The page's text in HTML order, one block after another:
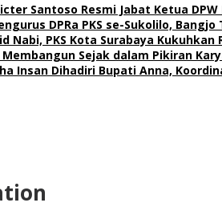
Santoso Resmi Jabat Ketua DPW
DPRa PKS se-Sukolilo,
Nabi, PKS Kota Surabaya
Sejak dalam Pikiran
Insan Dihadiri Bupati Anna,